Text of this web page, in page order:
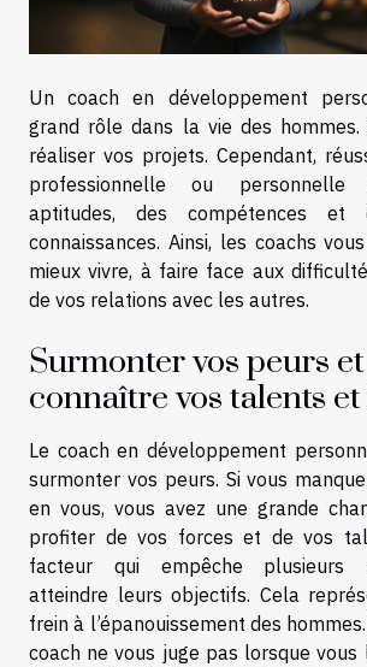
Un coach en développement
grand rôle dans la vie des
réaliser vos projets. Cependant,
professionnelle ou personnelle
aptitudes, des compétences et
connaissances. Ainsi, les coachs
mieux vivre, à faire face aux
de vos relations avec les autres.
Surmonter vos peurs et
connaître vos talents
Le coach en développement
surmonter vos peurs. Si vous
en vous, vous avez une grande
profiter de vos forces et de vos
facteur qui empêche plusieurs
atteindre leurs objectifs. Cela
frein à l’épanouissement des
coach ne vous juge pas lorsque vous